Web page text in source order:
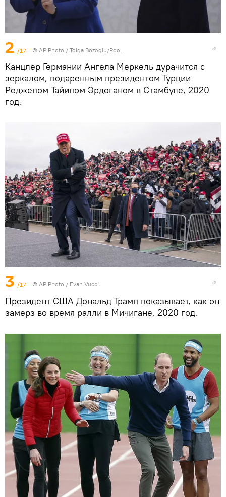
2 /17 © AP Photo / Tolga Bozoglu/Pool
Канцлер Германии Ангела Меркель дурачится с
зеркалом, подаренным президентом Турции
Реджепом Тайипом Эрдоганом в Стамбуле, 2020
год.
3 /17 © AP Photo / Evan Vucci
Президент США Дональд Трамп показывает, как он
замерз во время ралли в Мичигане, 2020 год.